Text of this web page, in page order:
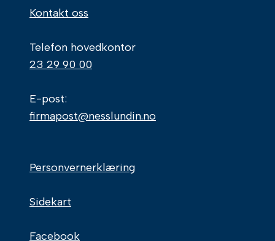
Kontakt oss
Telefon hovedkontor
23 29 90 00
E-post:
firmapost@nesslundin.no
Personvernerklæring
Sidekart
Facebook